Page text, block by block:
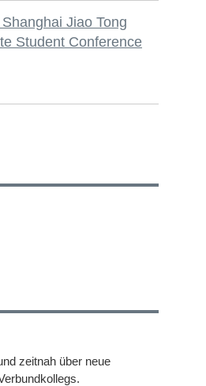
Jiao Tong
Student Conference
zeitnah über neue